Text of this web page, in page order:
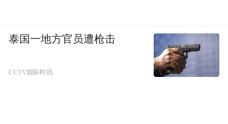
泰国一地方官员遭枪击
CCTV国际时讯